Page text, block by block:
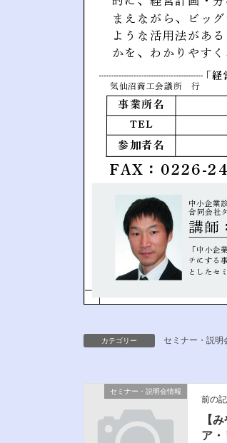
カテゴリー セミナー・説明
セミナー・説明会情報
前の
【
ア・